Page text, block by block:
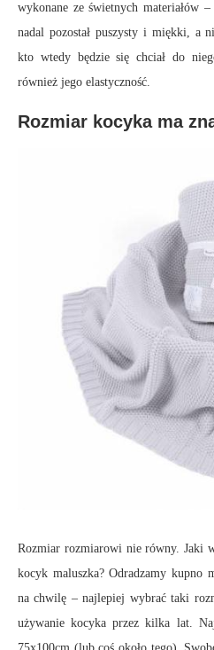
wykonane ze świetnych materiałów
nadal pozostał puszysty i miękki, a
kto wtedy będzie się chciał do
również jego elastyczność.
Rozmiar kocyka ma
Rozmiar rozmiarowi nie równy. Jaki
kocyk maluszka? Odradzamy kupno
na chwilę – najlepiej wybrać taki
używanie kocyka przez kilka lat.